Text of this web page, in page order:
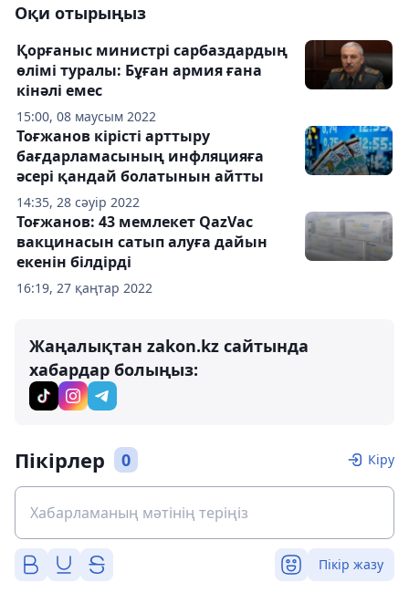
Оқи отырыңыз
15:00, 08 маусым 2022
Қорғаныс министрі сарбаздардың
өлімі туралы: Бұған армия ғана
кінәлі емес
14:35, 28 сәуір 2022
Тоғжанов кірісті арттыру
бағдарламасының инфляцияға
әсері қандай болатынын айтты
16:19, 27 қаңтар 2022
Тоғжанов: 43 мемлекет QazVac
вакцинасын сатып алуға дайын
екенін білдірді
Жаңалықтан zakon.kz сайтында
хабардар болыңыз:
Пікірлер 0 Кіру
Пікір жазу